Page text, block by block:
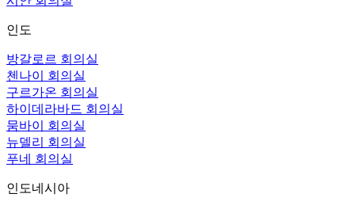
인도
방갈로르 회의실
첸나이 회의실
구르가온 회의실
하이데라바드 회의실
뭄바이 회의실
뉴델리 회의실
푸네 회의실
인도네시아